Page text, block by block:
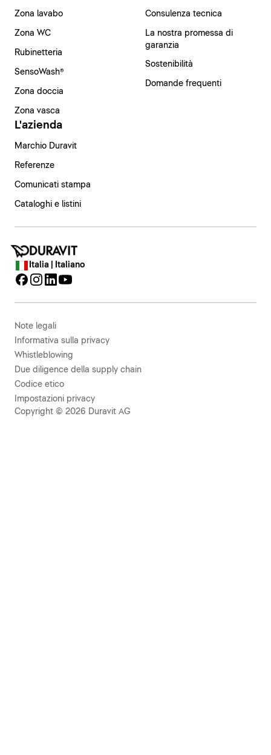
Zona lavabo
Zona WC
Rubinetteria
SensoWash®
Zona doccia
Zona vasca
Consulenza tecnica
La nostra promessa di
garanzia
Sostenibilità
Domande frequenti
L'azienda
Marchio Duravit
Referenze
Comunicati stampa
Cataloghi e listini
Italia | Italiano
Note legali
Informativa sulla privacy
Whistleblowing
Due diligence della supply chain
Codice etico
Impostazioni privacy
Copyright © 2026 Duravit AG